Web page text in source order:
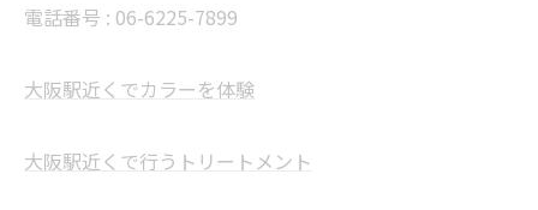
電話番号 : 06-6225-7899
大阪駅近くでカラーを体験
大阪駅近くで行うトリートメント